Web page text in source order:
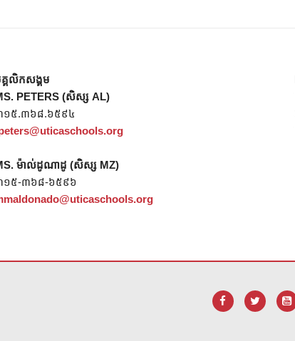
គលិកសង្គម
PETERS (សិស្ស AL)
១៥.៣៦៨.៦៥៩៤
ម៉ាល់ដូណាដូ (សិស្ស MZ)
១៥-៣៦៨-៦៥៩៦